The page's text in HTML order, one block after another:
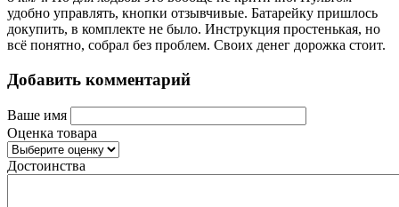
удобно управлять, кнопки отзывчивые. Батарейку пришлось
докупить, в комплекте не было. Инструкция простенькая, но
всё понятно, собрал без проблем. Своих денег дорожка стоит.
Добавить комментарий
Ваше имя
Оценка товара
Достоинства